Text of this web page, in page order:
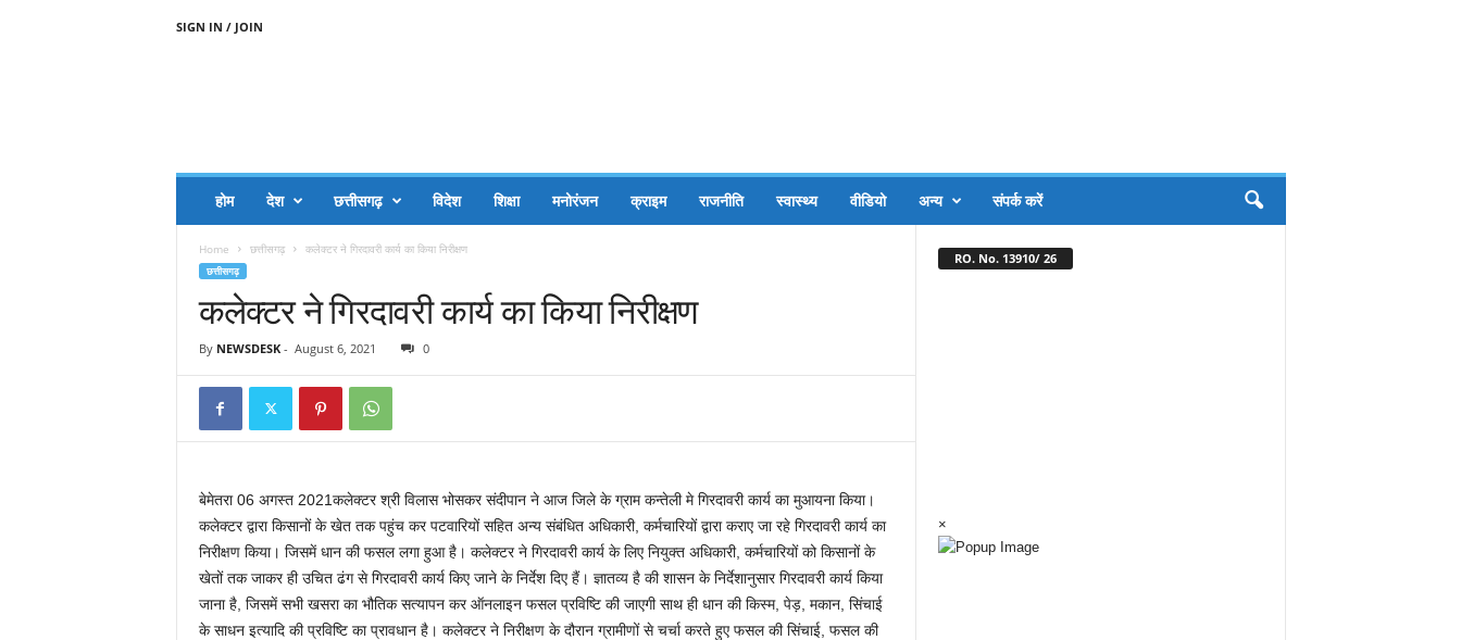
SIGN IN / JOIN
होम देश छत्तीसगढ़ विदेश शिक्षा मनोरंजन क्राइम राजनीति स्वास्थ्य वीडियो अन्य संपर्क करें
Home छत्तीसगढ़ कलेक्टर ने गिरदावरी कार्य का किया निरीक्षण
छत्तीसगढ़
कलेक्टर ने गिरदावरी कार्य का किया निरीक्षण
By NEWSDESK- August 6, 2021 0
बेमेतरा 06 अगस्त 2021कलेक्टर श्री विलास भोसकर संदीपान ने आज जिले के ग्राम कन्तेली मे गिरदावरी कार्य का मुआयना किया।
कलेक्टर द्वारा किसानों के खेत तक पहुंच कर पटवारियों सहित अन्य संबंधित अधिकारी, कर्मचारियों द्वारा कराए जा रहे गिरदावरी कार्य का
निरीक्षण किया। जिसमें धान की फसल लगा हुआ है। कलेक्टर ने गिरदावरी कार्य के लिए नियुक्त अधिकारी, कर्मचारियों को किसानों के
खेतों तक जाकर ही उचित ढंग से गिरदावरी कार्य किए जाने के निर्देश दिए हैं। ज्ञातव्य है की शासन के निर्देशानुसार गिरदावरी कार्य किया
जाना है, जिसमें सभी खसरा का भौतिक सत्यापन कर ऑनलाइन फसल प्रविष्टि की जाएगी साथ ही धान की किस्म, पेड़, मकान, सिंचाई
के साधन इत्यादि की प्रविष्टि का प्रावधान है। कलेक्टर ने निरीक्षण के दौरान ग्रामीणों से चर्चा करते हुए फसल की सिंचाई, फसल की
RO. No. 13910/ 26
×